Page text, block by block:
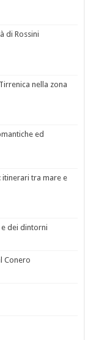
di Rossini
nella zona
ed
itinerari tra mare e
dei dintorni
Conero